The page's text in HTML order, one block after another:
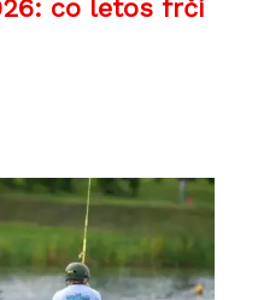
co letos frčí